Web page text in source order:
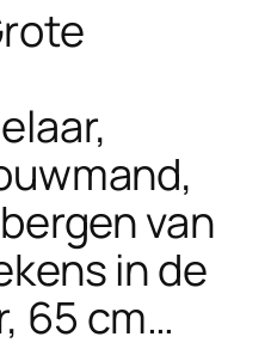
van
in de
65 cm…